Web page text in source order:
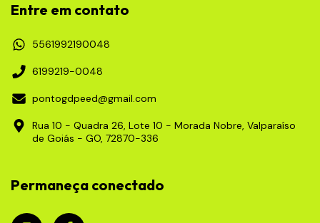
Entre em contato
5561992190048
6199219-0048
pontogdpeed@gmail.com
Rua 10 - Quadra 26, Lote 10 - Morada Nobre, Valparaíso
de Goiás - GO, 72870-336
Permaneça conectado